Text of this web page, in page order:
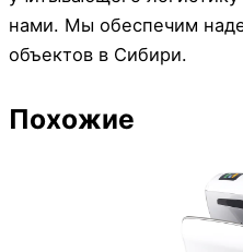
нами. Мы обеспечим
объектов в Сибири.
Похожие